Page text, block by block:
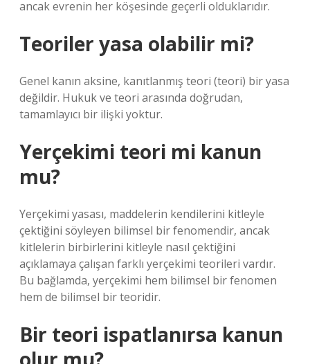
ancak evrenin her köşesinde geçerli olduklarıdır.
Teoriler yasa olabilir mi?
Genel kanın aksine, kanıtlanmış teori (teori) bir yasa
değildir. Hukuk ve teori arasında doğrudan,
tamamlayıcı bir ilişki yoktur.
Yerçekimi teori mi kanun
mu?
Yerçekimi yasası, maddelerin kendilerini kitleyle
çektiğini söyleyen bilimsel bir fenomendir, ancak
kitlelerin birbirlerini kitleyle nasıl çektiğini
açıklamaya çalışan farklı yerçekimi teorileri vardır.
Bu bağlamda, yerçekimi hem bilimsel bir fenomen
hem de bilimsel bir teoridir.
Bir teori ispatlanırsa kanun